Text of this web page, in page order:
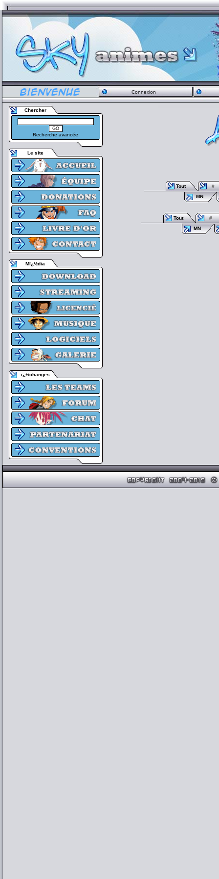
Connexion
Chercher
Recherche avancée
Le site
Mï¿½dia
ï¿½changes
Tout
#
MN
Tout
#
MN